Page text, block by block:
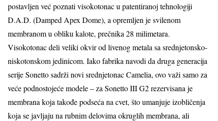
postavljen već poznati visokotonac u patentiranoj tehnologiji
D.A.D. (Damped Apex Dome), a opremljen je svilenom
membranom u obliku kalote, prečnika 28 milimetara.
Visokotonac deli veliki okvir od livenog metala sa srednjetonsko-
niskotonskom jedinicom. Iako fabrika navodi da druga generacija
serije Sonetto sadrži novi srednjetonac Camelia, ovo važi samo za
veće podnostojeće modele – za Sonetto III G2 rezervisana je
membrana koja takođe podseća na cvet, što umanjuje izobličenja
koja se javljaju na rubnim delovima okruglih membrana, ali